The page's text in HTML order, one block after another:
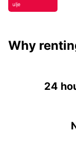
ulje
Why
24